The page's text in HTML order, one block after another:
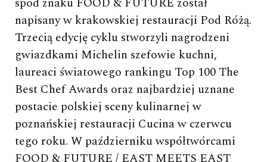
napisany w krakowskiej restauracji Pod Różą.
Trzecią edycję cyklu stworzyli nagrodzeni
gwiazdkami Michelin szefowie kuchni,
laureaci światowego rankingu Top 100 The
Best Chef Awards oraz najbardziej uznane
postacie polskiej sceny kulinarnej w
poznańskiej restauracji Cucina w czerwcu
tego roku. W październiku współtwórcami
FOOD & FUTURE / EAST MEETS EAST